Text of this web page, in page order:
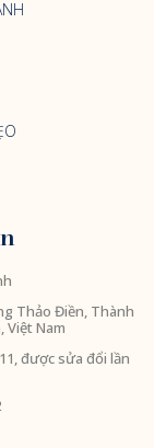
Thảo Điền, Thành
Việt Nam
được sửa đổi lần